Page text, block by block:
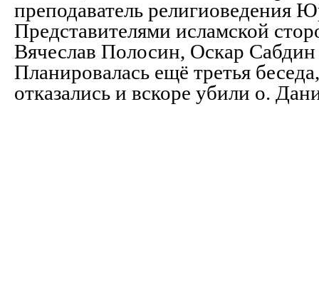
преподаватель религиоведения
Представителями исламской
Вячеслав Полосин, Оскар
Планировалась ещё третья
отказались и вскоре убили о.